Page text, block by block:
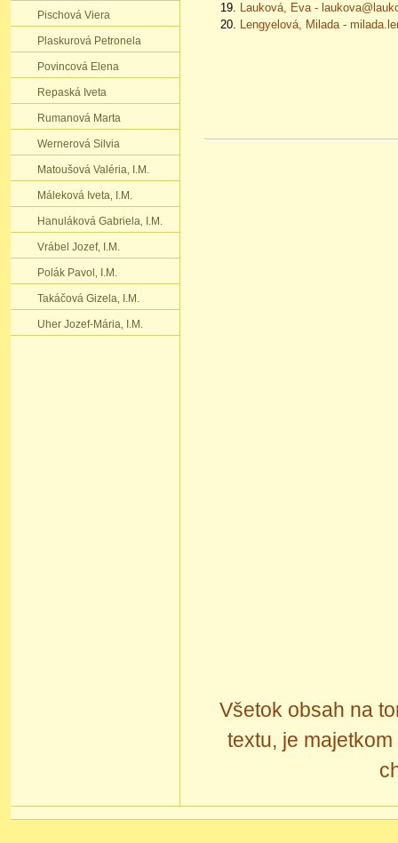
Lauková, Eva-
Lengyelová, Milada-
Všetok obsah na
textu, je majetkom
Pischová Viera
Plaskurová Petronela
Povincová Elena
Repaská Iveta
Rumanová Marta
Wernerová Silvia
Matoušová Valéria‚ I.M.
Máleková Iveta‚ I.M.
Hanuláková Gabriela‚ I.M.
Vrábel Jozef‚ I.M.
Polák Pavol‚ I.M.
Takáčová Gizela‚ I.M.
Uher Jozef-Mária‚ I.M.